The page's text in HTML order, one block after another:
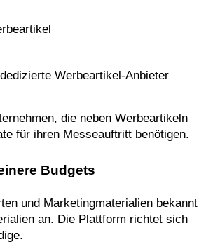
Werbeartikel-Anbieter
die neben Werbeartikeln
für ihren Messeauftritt benötigen.
Budgets
und Marketingmaterialien bekannt
an. Die Plattform richtet sich